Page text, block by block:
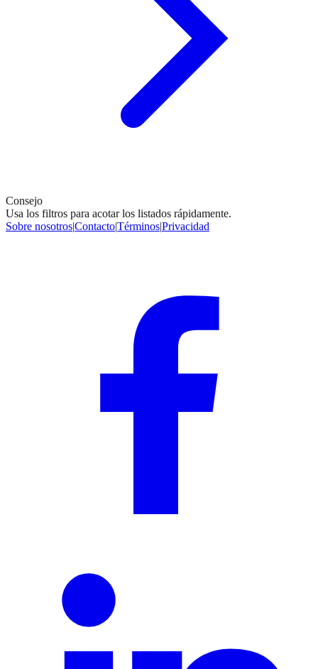
Consejo
Usa los filtros para acotar los listados rápidamente.
Sobre nosotros|Contacto|Términos|Privacidad